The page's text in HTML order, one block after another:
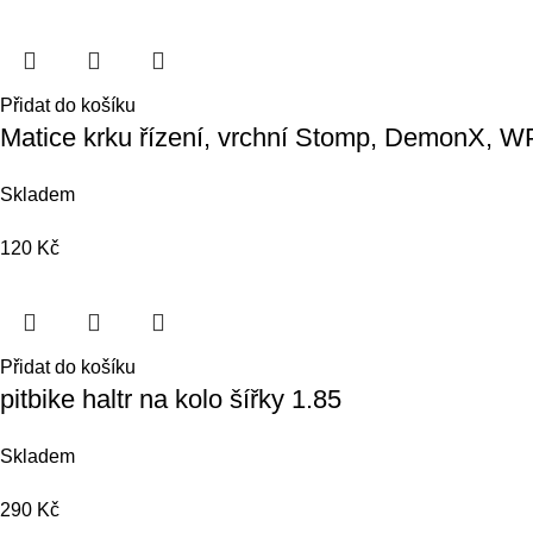
Přidat do košíku
Matice krku řízení, vrchní Stomp, DemonX,
Skladem
120 Kč
Přidat do košíku
pitbike haltr na kolo šířky 1.85
Skladem
290 Kč